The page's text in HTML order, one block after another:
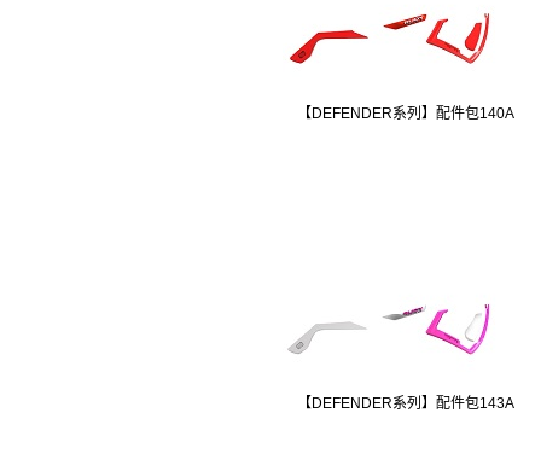
【DEFENDER系列】配件包140A
【DEFENDER系列】配件包143A